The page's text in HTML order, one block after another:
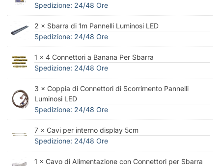
Spedizione: 24/48 Ore
2 × Sbarra di 1m Pannelli Luminosi LED
Spedizione: 24/48 Ore
1 × 4 Connettori a Banana Per Sbarra
Spedizione: 24/48 Ore
3 × Coppia di Connettori di Scorrimento Pannelli
Luminosi LED
Spedizione: 24/48 Ore
7 × Cavi per interno display 5cm
Spedizione: 24/48 Ore
1 × Cavo di Alimentazione con Connettori per Sbarra